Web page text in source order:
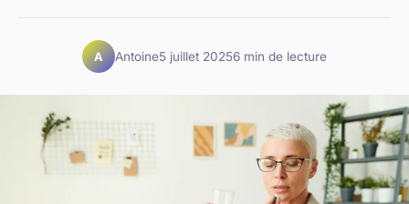
A Antoine5 juillet 20256 min de lecture